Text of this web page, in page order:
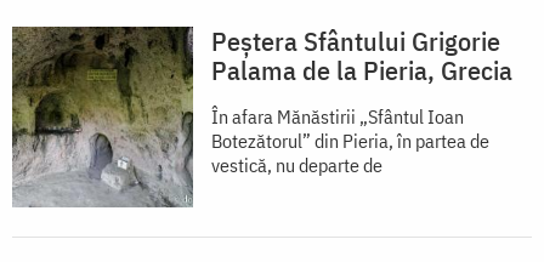
Peștera Sfântului Grigorie
Palama de la Pieria, Grecia
În afara Mănăstirii „Sfântul Ioan
Botezătorul” din Pieria, în partea de
vestică, nu departe de